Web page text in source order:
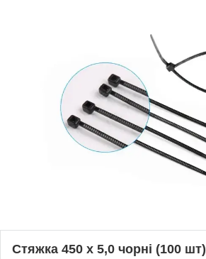
Стяжка 450 х 5,0 чорні (100 шт)